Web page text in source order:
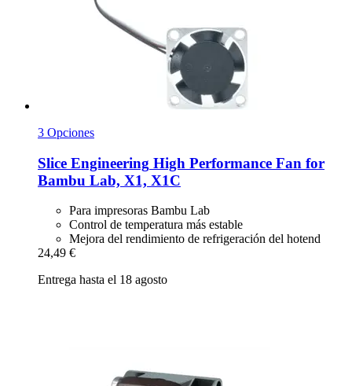
3 Opciones
Slice Engineering High Performance Fan for
Bambu Lab, X1, X1C
Para impresoras Bambu Lab
Control de temperatura más estable
Mejora del rendimiento de refrigeración del hotend
24,49 €
Entrega hasta el 18 agosto